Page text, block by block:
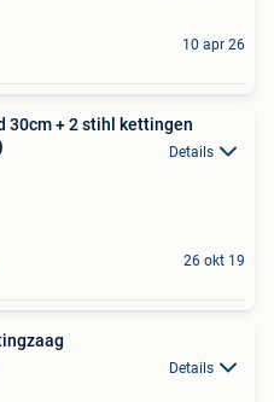
10 apr 26
30cm + 2 stihl kettingen
Details
26 okt 19
Details